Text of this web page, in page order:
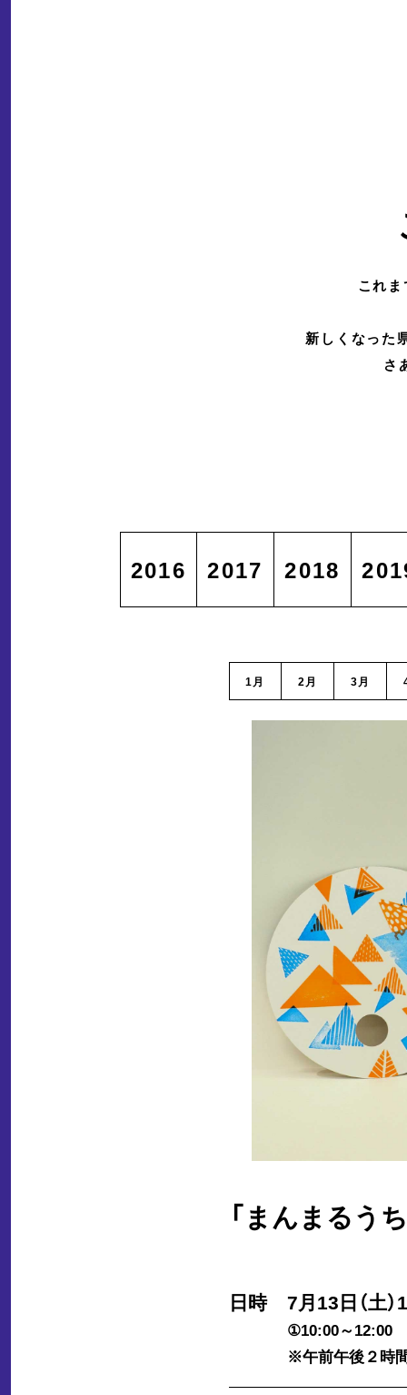
これ
新しくなった
さ
2016 2017 2018
1月 2月 3月
「まんまるう
日時 7月13日（土
①10:00～12:00
※午前午後２時